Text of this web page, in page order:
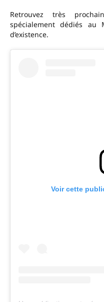
Retrouvez très
spécialement dédiés au
d’existence.
Voir cette